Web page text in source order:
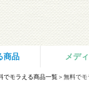
商品 メデ
でモラえる商品一覧 ＞無料で